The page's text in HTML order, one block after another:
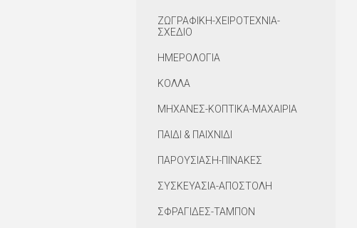
ΖΩΓΡΑΦΙΚΗ-ΧΕΙΡΟΤΕΧΝΙΑ-
ΣΧΕΔΙΟ
ΗΜΕΡΟΛΟΓΙΑ
ΚΟΛΛΑ
ΜΗΧΑΝΕΣ-ΚΟΠΤΙΚΑ-ΜΑΧΑΙΡΙΑ
ΠΑΙΔΙ & ΠΑΙΧΝΙΔΙ
ΠΑΡΟΥΣΙΑΣΗ-ΠΙΝΑΚΕΣ
ΣΥΣΚΕΥΑΣΙΑ-ΑΠΟΣΤΟΛΗ
ΣΦΡΑΓΙΔΕΣ-ΤΑΜΠΟΝ